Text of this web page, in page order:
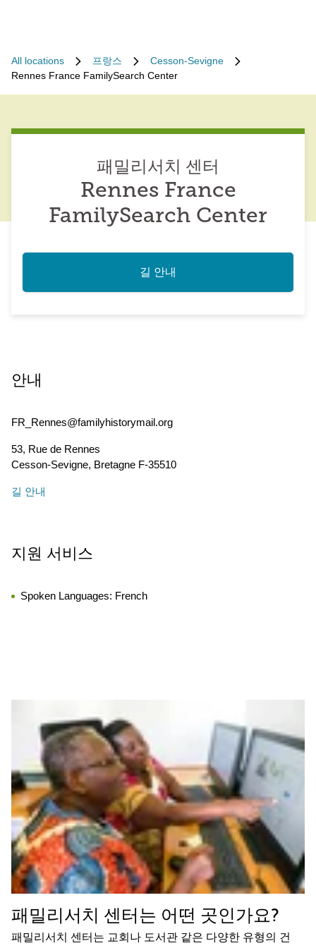
All locations 프랑스
Cesson-Sevigne
Rennes France FamilySearch Center
패밀리서치 센터
Rennes France
FamilySearch Center
길 안내
안내
FR_Rennes@familyhistorymail.org
53, Rue de Rennes
Cesson-Sevigne, Bretagne F-35510
길 안내
지원 서비스
Spoken Languages: French
패밀리서치 센터는 어떤 곳인가요?
패밀리서치 센터는 교회나 도서관 같은 다양한 유형의 건